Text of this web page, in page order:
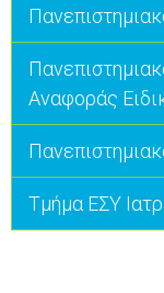
Αναφοράς
Τμήμα ΕΣΥ